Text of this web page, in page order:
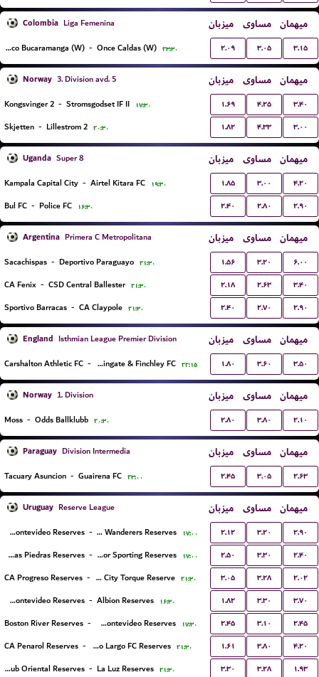
Colombia Liga Femenina میزبان مساوی میهمان
Atletico Bucaramanga (W) - Once Caldas (W) ۲۳:۳۰ ۲.۰۹ ۳.۰۵ ۳.۱۵
Norway 3. Division avd. 5 میزبان مساوی میهمان
Kongsvinger 2 - Stromsgodset IF II ۱۷:۳۰ ۱.۶۹ ۴.۲۵ ۳.۴۰
Skjetten - Lillestrom 2 ۲۰:۳۰ ۱.۸۲ ۴.۳۳ ۳.۰۰
Uganda Super 8 میزبان مساوی میهمان
Kampala Capital City - Airtel Kitara FC ۱۹:۳۰ ۱.۸۵ ۳.۰۰ ۴.۲۰
Bul FC - Police FC ۱۶:۳۰ ۲.۴۰ ۲.۸۰ ۲.۹۰
Argentina Primera C Metropolitana میزبان مساوی میهمان
Sacachispas - Deportivo Paraguayo ۲۱:۳۰ ۱.۵۶ ۳.۲۰ ۶.۰۰
CA Fenix - CSD Central Ballester ۲۱:۳۰ ۲.۱۸ ۲.۶۳ ۳.۴۰
Sportivo Barracas - CA Claypole ۲۱:۳۰ ۲.۴۰ ۲.۷۰ ۲.۹۰
England Isthmian League Premier Division میزبان مساوی میهمان
Carshalton Athletic FC - Wingate & Finchley FC ۲۲:۱۵ ۱.۸۰ ۳.۶۰ ۳.۵۰
Norway 1. Division میزبان مساوی میهمان
Moss - Odds Ballklubb ۲۰:۳۰ ۲.۸۰ ۳.۸۰ ۲.۱۰
Paraguay Division Intermedia میزبان مساوی میهمان
Tacuary Asuncion - Guairena FC ۲۳:۰۰ ۲.۴۵ ۳.۰۵ ۲.۶۳
Uruguay Reserve League میزبان مساوی میهمان
Nacional de Montevideo Reserves - Montevideo Wanderers Reserves ۱۷:۰۰ ۲.۱۲ ۳.۲۰ ۲.۹۰
Juventud De Las Piedras Reserves - Defensor Sporting Reserves ۱۷:۰۰ ۲.۵۰ ۳.۳۰ ۲.۴۰
CA Progreso Reserves - Montevideo City Torque Reserve ۲۱:۳۰ ۳.۰۵ ۳.۲۸ ۲.۰۲
Racing Club de Montevideo Reserves - Albion Reserves ۱۶:۳۰ ۱.۸۲ ۳.۳۰ ۳.۷۰
Boston River Reserves - Liverpool Montevideo Reserves ۱۷:۳۰ ۲.۴۵ ۳.۱۰ ۲.۴۵
CA Penarol Reserves - Cerro Largo FC Reserves ۲۱:۳۰ ۱.۶۱ ۳.۸۰ ۴.۲۰
Club Oriental Reserves - La Luz Reserves ۲۱:۳۰ ۳.۳۰ ۳.۲۸ ۱.۹۳